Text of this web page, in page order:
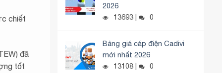
chiết
đã
tốt
2026
0
Bảng giá cáp điện Cadivi
mới nhất 2026
0